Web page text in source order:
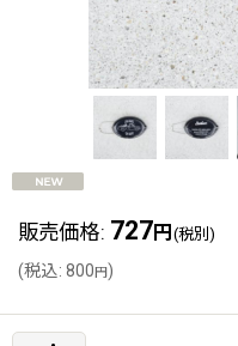
販売価格: 727円 (税別)
(税込: 800円)